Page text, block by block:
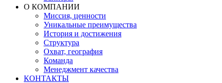
О КОМПАНИИ
Миссия, ценности
Уникальные преимущества
История и достижения
Структура
Охват, география
Команда
Менеджмент качества
КОНТАКТЫ